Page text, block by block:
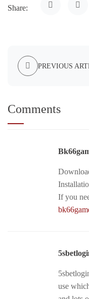
Share:
PREVIOUS
Comments
If you
use